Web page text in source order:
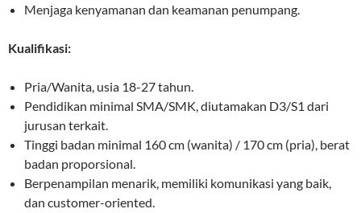
Menjaga kenyamanan dan keamanan penumpang.
Kualifikasi:
Pria/Wanita, usia 18-27 tahun.
Pendidikan minimal SMA/SMK, diutamakan D3/S1 dari
jurusan terkait.
Tinggi badan minimal 160 cm (wanita) / 170 cm (pria), berat
badan proporsional.
Berpenampilan menarik, memiliki komunikasi yang baik,
dan customer-oriented.